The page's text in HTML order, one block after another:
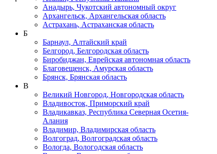
Анадырь, Чукотский автономный округ
Архангельск, Архангельская область
Астрахань, Астраханская область
Б
Барнаул, Алтайский край
Белгород, Белгородская область
Биробиджан, Еврейская автономная область
Благовещенск, Амурская область
Брянск, Брянская область
В
Великий Новгород, Новгородская область
Владивосток, Приморский край
Владикавказ, Республика Северная Осетия-
Алания
Владимир, Владимирская область
Волгоград, Волгоградская область
Вологда, Вологодская область